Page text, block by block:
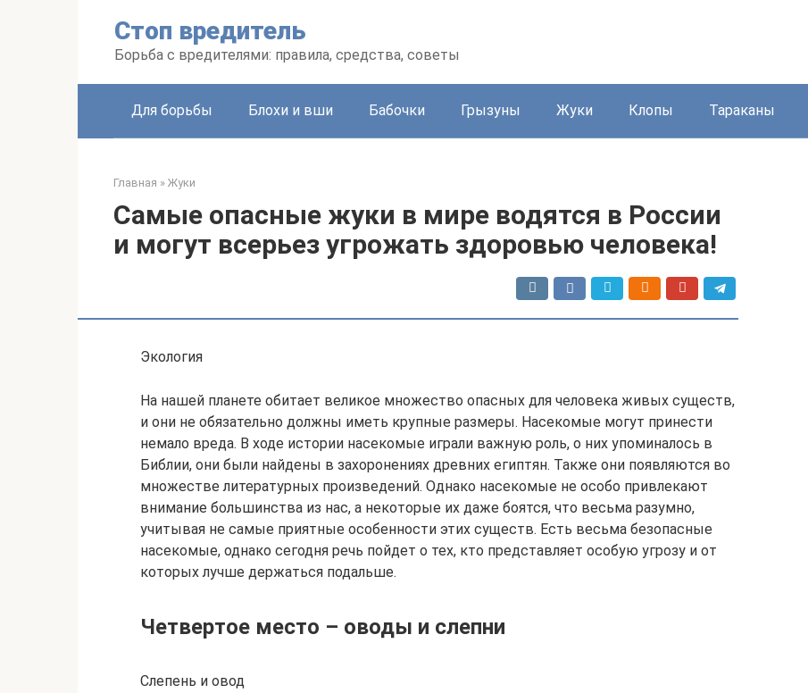
Стоп вредитель
Борьба с вредителями: правила, средства, советы
Для борьбы Блохи и вши Бабочки Грызуны Жуки Клопы Тараканы
Главная » Жуки
Самые опасные жуки в мире водятся в России
и могут всерьез угрожать здоровью человека!
Экология
На нашей планете обитает великое множество опасных для человека живых существ,
и они не обязательно должны иметь крупные размеры. Насекомые могут принести
немало вреда. В ходе истории насекомые играли важную роль, о них упоминалось в
Библии, они были найдены в захоронениях древних египтян. Также они появляются во
множестве литературных произведений. Однако насекомые не особо привлекают
внимание большинства из нас, а некоторые их даже боятся, что весьма разумно,
учитывая не самые приятные особенности этих существ. Есть весьма безопасные
насекомые, однако сегодня речь пойдет о тех, кто представляет особую угрозу и от
которых лучше держаться подальше.
Четвертое место – оводы и слепни
Слепень и овод